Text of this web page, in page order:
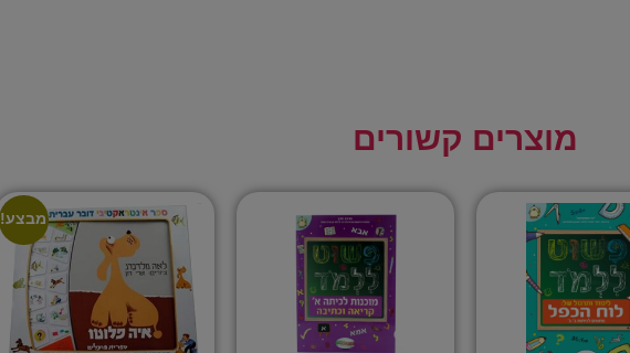
מוצרים קשורים
מבצע!